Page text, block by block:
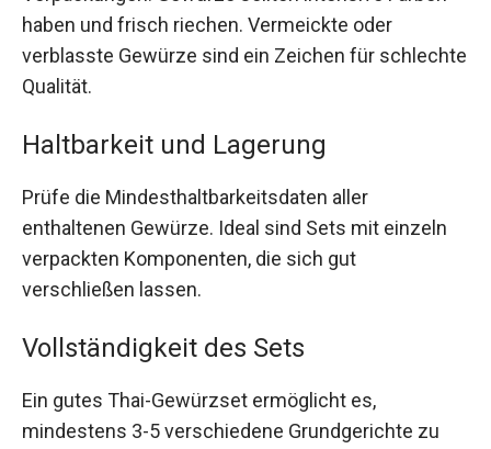
haben und frisch riechen. Vermeickte oder
verblasste Gewürze sind ein Zeichen für schlechte
Qualität.
Haltbarkeit und Lagerung
Prüfe die Mindesthaltbarkeitsdaten aller
enthaltenen Gewürze. Ideal sind Sets mit einzeln
verpackten Komponenten, die sich gut
verschließen lassen.
Vollständigkeit des Sets
Ein gutes Thai-Gewürzset ermöglicht es,
mindestens 3-5 verschiedene Grundgerichte zu